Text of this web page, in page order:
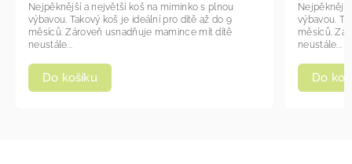
Do košíku
Nejpěknější a největší koš na miminko s plnou
výbavou. Takový koš je ideální pro dítě až do 9
měsíců. Zároveň usnadňuje mamince mít dítě
neustále...
Do
výbavou.
měsíců.
neustále...